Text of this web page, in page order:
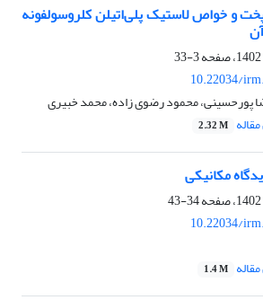
و خواص لاستیک پلی‌اتیلن کلروسولفونه
3-33
10.22034/
پورحسینی، محمود رضوی زاده، محمد خبیری
2.32 M
مکانیکی
34-43
10.22034/
1.4 M